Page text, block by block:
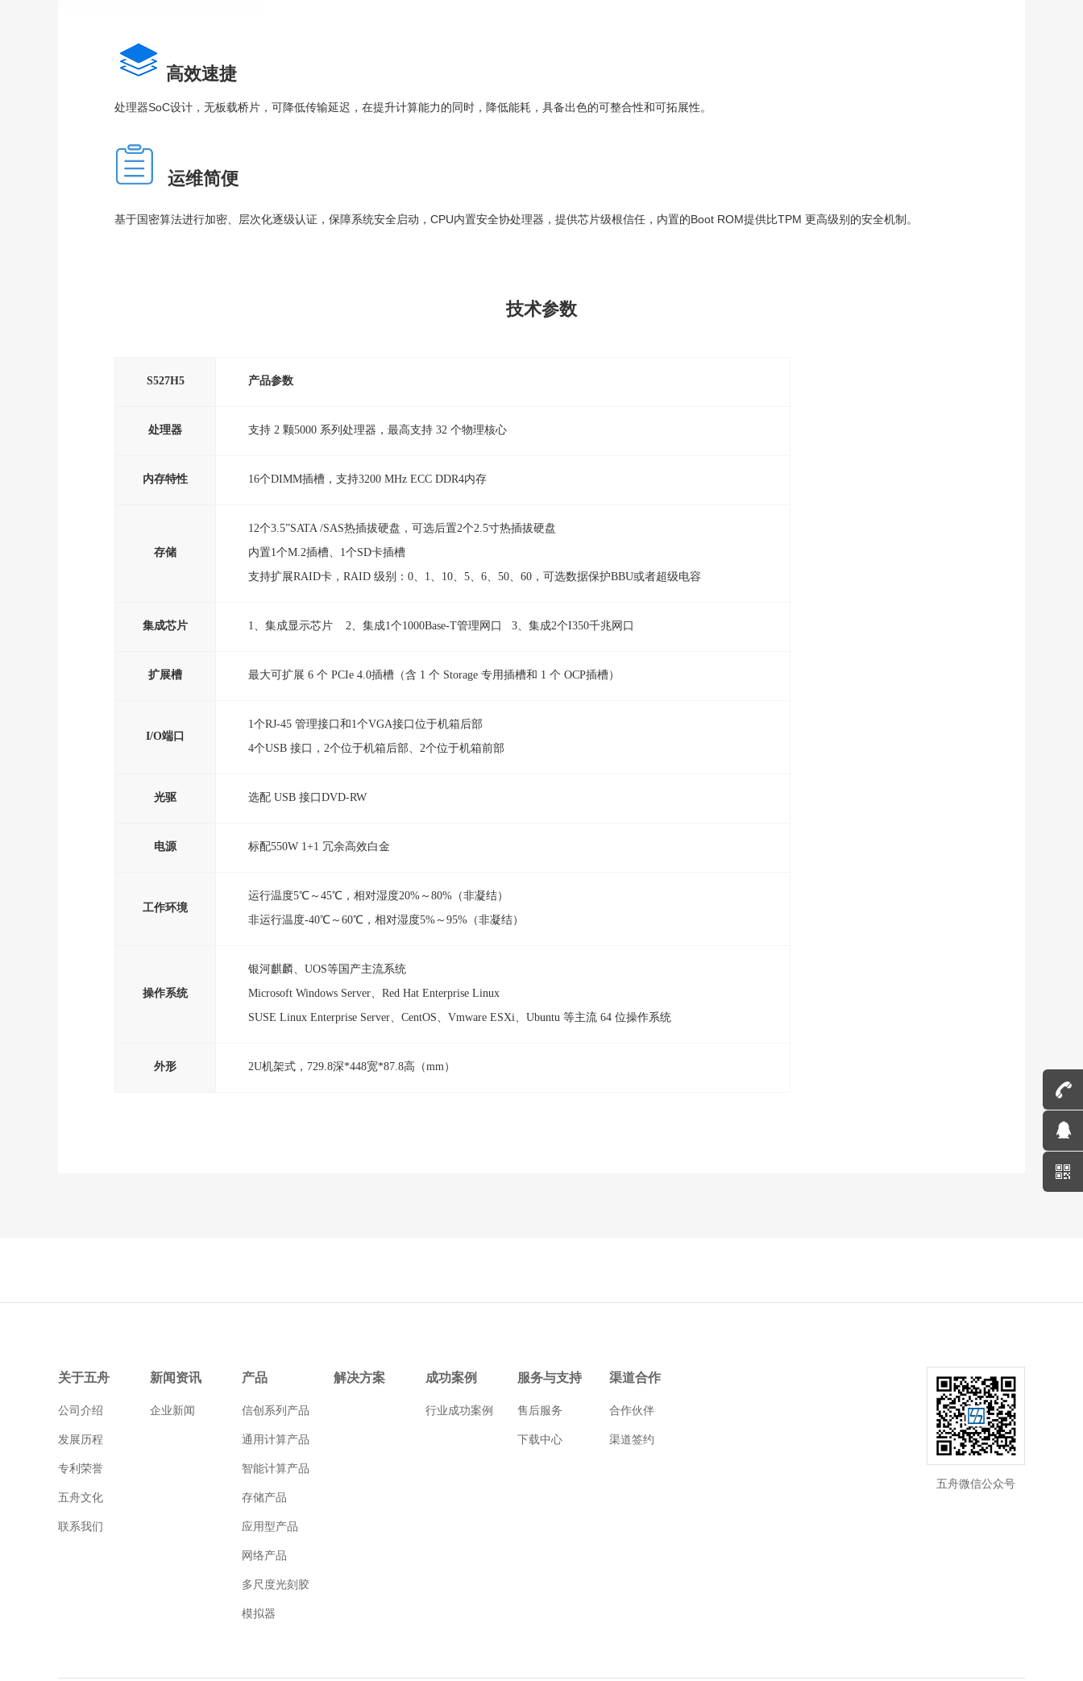
高效速捷
处理器SoC设计，无板载桥片，可降低传输延迟，在提升计算能力的同时，降低能耗，具备出色的可整合性和可拓展性。
运维简便
基于国密算法进行加密、层次化逐级认证，保障系统安全启动，CPU内置安全协处理器，提供芯片级根信任，内置的Boot ROM提供比TPM 更高级别的安全机制。
技术参数
S527H5 产品参数
处理器 支持 2 颗5000 系列处理器，最高支持 32 个物理核心
内存特性 16个DIMM插槽，支持3200 MHz ECC DDR4内存
存储
12个3.5”SATA /SAS热插拔硬盘，可选后置2个2.5寸热插拔硬盘
内置1个M.2插槽、1个SD卡插槽
支持扩展RAID卡，RAID 级别：0、1、10、5、6、50、60，可选数据保护BBU或者超级电容
集成芯片 1、集成显示芯片 2、集成1个1000Base-T管理网口 3、集成2个I350千兆网口
扩展槽 最大可扩展 6 个 PCIe 4.0插槽（含 1 个 Storage 专用插槽和 1 个 OCP插槽）
I/O端口
1个RJ-45 管理接口和1个VGA接口位于机箱后部
4个USB 接口，2个位于机箱后部、2个位于机箱前部
光驱 选配 USB 接口DVD-RW
电源 标配550W 1+1 冗余高效白金
工作环境
运行温度5℃～45℃，相对湿度20%～80%（非凝结）
非运行温度-40℃～60℃，相对湿度5%～95%（非凝结）
操作系统
银河麒麟、UOS等国产主流系统
Microsoft Windows Server、Red Hat Enterprise Linux
SUSE Linux Enterprise Server、CentOS、Vmware ESXi、Ubuntu 等主流 64 位操作系统
外形 2U机架式，729.8深*448宽*87.8高（mm）
关于五舟
公司介绍
发展历程
专利荣誉
五舟文化
联系我们
新闻资讯
企业新闻
产品
信创系列产品
通用计算产品
智能计算产品
存储产品
应用型产品
网络产品
多尺度光刻胶
模拟器
解决方案 成功案例
行业成功案例
服务与支持
售后服务
下载中心
渠道合作
合作伙伴
渠道签约
五舟微信公众号